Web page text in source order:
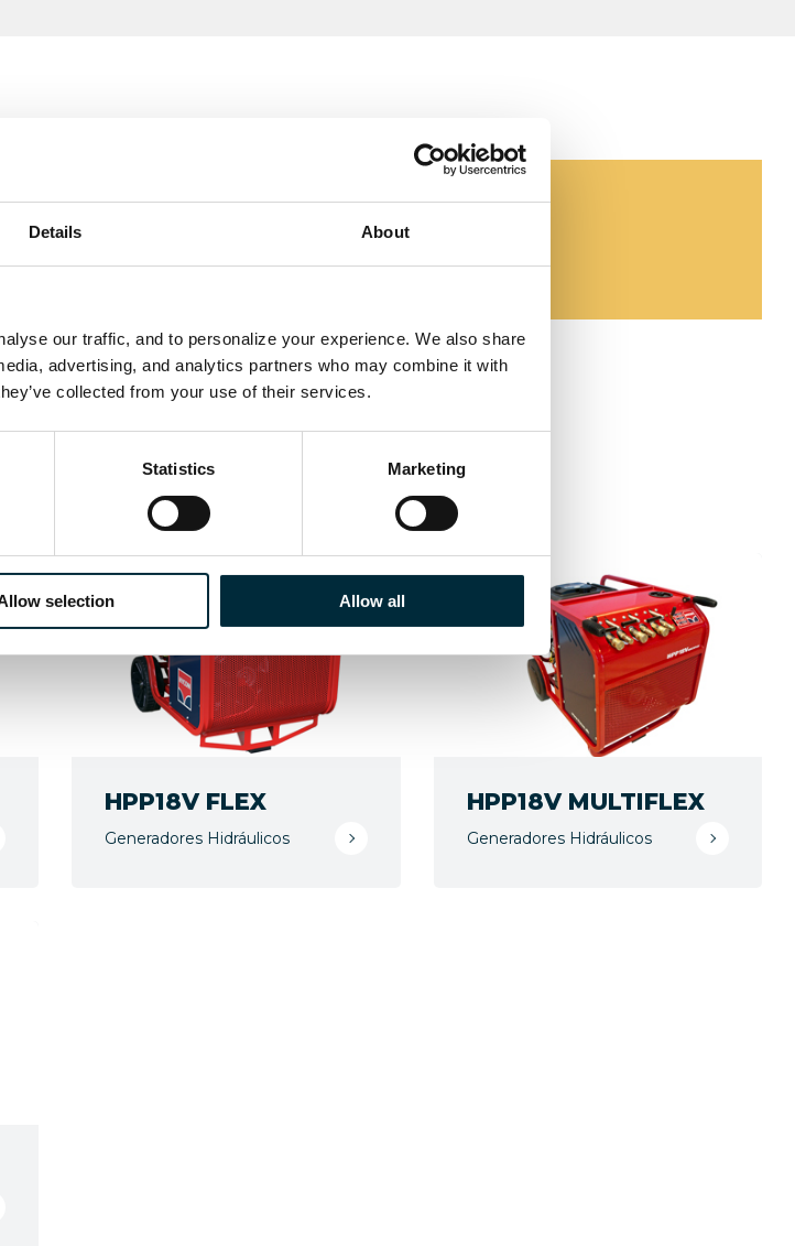
Details About
our traffic, and to personalize your experience. We also share
advertising, and analytics partners who may combine it with
collected from your use of their services.
Statistics Marketing
selection Allow all
relacionados
HPP18V FLEX
Generadores Hidráulicos
HPP18V MULTIFLEX
Generadores Hidráulicos